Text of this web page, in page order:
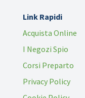
Link Rapidi
Acquista Online
I Negozi Spio
Corsi Preparto
Privacy Policy